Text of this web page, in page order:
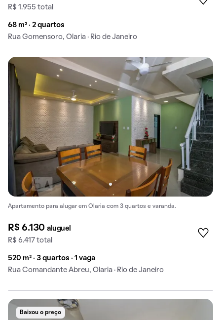
R$ 1.955 total
68 m² · 2 quartos
Rua Gomensoro, Olaria · Rio de Janeiro
Apartamento para alugar em Olaria com 3 quartos e varanda.
R$ 6.130 aluguel
R$ 6.417 total
520 m² · 3 quartos · 1 vaga
Rua Comandante Abreu, Olaria · Rio de Janeiro
Baixou o preço